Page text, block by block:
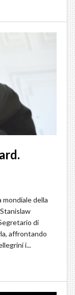
mondiale della
di
affrontando
i...